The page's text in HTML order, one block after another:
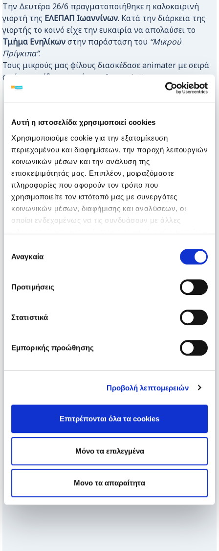
Αυτή η ιστοσελίδα χρησιμοποιεί cookies
Χρησιμοποιούμε cookie για την εξατομίκευση
περιεχομένου και διαφημίσεων, την παροχή λειτουργιών
κοινωνικών μέσων και την ανάλυση της
επισκεψιμότητάς μας. Επιπλέον, μοιραζόμαστε
πληροφορίες που αφορούν τον τρόπο που
χρησιμοποιείτε τον ιστότοπό μας με συνεργάτες
κοινωνικών μέσων, διαφήμισης και αναλύσεων, οι
οποίοι ενδεχομένως να τις συνδυάσουν με άλλες
των υπηρεσιών τους.
συγκατάθεσης
Αναγκαία
Προτιμήσεις
Στατιστικά
Εμπορικής προώθησης
Προβολή λεπτομερειών
Επιτρέπονται όλα τα cookies
Μόνο τα επιλεγμένα
Μονο τα απαραίτητα
Την Δευτέρα 26/6 πραγματοποιήθηκε η καλοκαιρινή
γιορτή της ΕΛΕΠΑΠ Ιωαννίνων. Κατά την διάρκεια της
γιορτής το κοινό είχε την ευκαιρία να απολαύσει το
Τμήμα Ενηλίκωνστην παράσταση του “Μικρού
Πρίγκιπα”.
Τους μικρούς μας φίλους διασκέδασε animater με σειρά
από παιχνίδια, χορούς και face painting.